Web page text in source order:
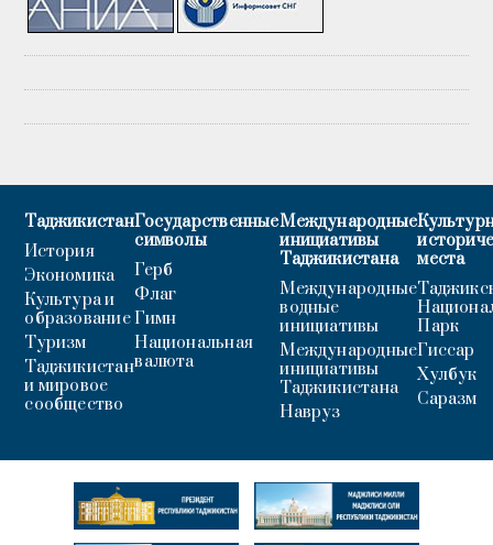
Таджикистан
История
Экономика
Культура и
образование
Туризм
Таджикистан
и мировое
сообщество
Государственные
символы
Герб
Флаг
Гимн
Национальная
валюта
Международные
инициативы
Таджикистана
Международные
водные
инициативы
Международные
инициативы
Таджикистана
Навруз
места
Парк
Гиссар
Хулбук
Саразм